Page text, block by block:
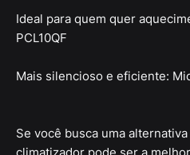
Ideal para quem quer
PCL10QF
Mais silencioso e eficiente:
Se você busca uma